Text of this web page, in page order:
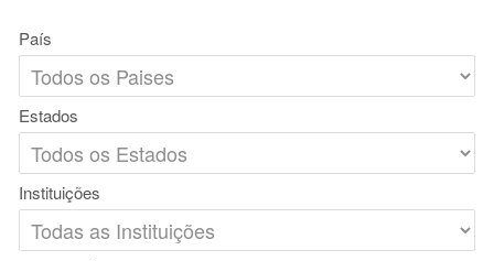
País
Estados
Instituições